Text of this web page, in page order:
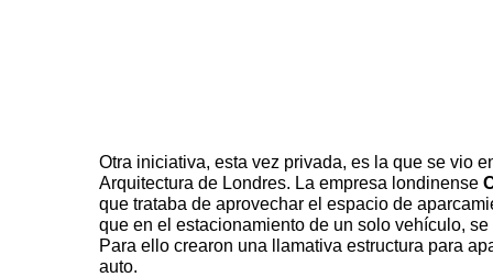
Otra iniciativa, esta vez privada, es la que se vio
Arquitectura de Londres. La empresa londinense
que trataba de aprovechar el espacio de
que en el estacionamiento de un solo vehículo,
Para ello crearon una llamativa estructura para
auto.